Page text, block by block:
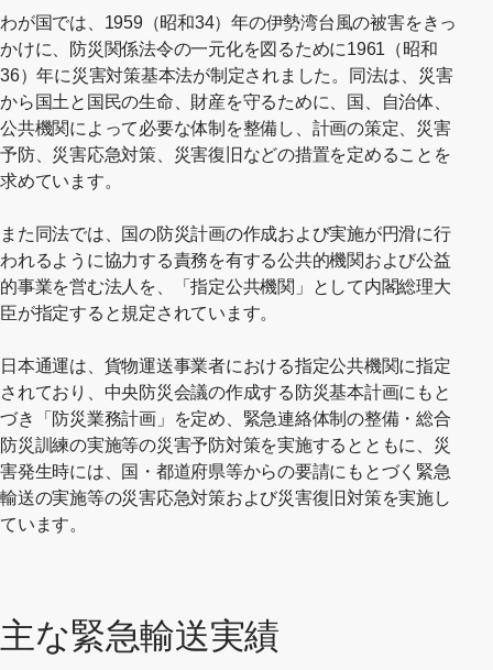
わが国では、1959（昭和34）年の伊勢湾台風の被害をきっ
かけに、防災関係法令の一元化を図るために1961（昭和
36）年に災害対策基本法が制定されました。同法は、災害
から国土と国民の生命、財産を守るために、国、自治体、
公共機関によって必要な体制を整備し、計画の策定、災害
予防、災害応急対策、災害復旧などの措置を定めることを
求めています。
また同法では、国の防災計画の作成および実施が円滑に行
われるように協力する責務を有する公共的機関および公益
的事業を営む法人を、「指定公共機関」として内閣総理大
臣が指定すると規定されています。
日本通運は、貨物運送事業者における指定公共機関に指定
されており、中央防災会議の作成する防災基本計画にもと
づき「防災業務計画」を定め、緊急連絡体制の整備・総合
防災訓練の実施等の災害予防対策を実施するとともに、災
害発生時には、国・都道府県等からの要請にもとづく緊急
輸送の実施等の災害応急対策および災害復旧対策を実施し
ています。
主な緊急輸送実績